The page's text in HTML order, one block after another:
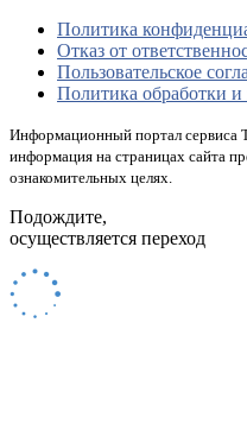
Политика
Отказ от
Пользовательское
Политика обработки
Информационный портал сервиса
информация на страницах сайта
ознакомительных целях.
Подождите,
осуществляется переход